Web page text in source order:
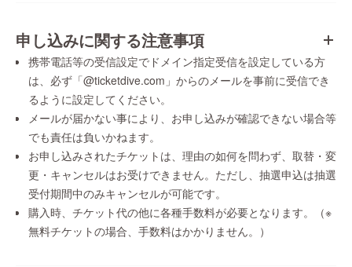
申し込みに関する注意事項
携帯電話等の受信設定でドメイン指定受信を設定している方
は、必ず「@ticketdive.com」からのメールを事前に受信でき
るように設定してください。
メールが届かない事により、お申し込みが確認できない場合等
でも責任は負いかねます。
お申し込みされたチケットは、理由の如何を問わず、取替・変
更・キャンセルはお受けできません。ただし、抽選申込は抽選
受付期間中のみキャンセルが可能です。
購入時、チケット代の他に各種手数料が必要となります。（※
無料チケットの場合、手数料はかかりません。）